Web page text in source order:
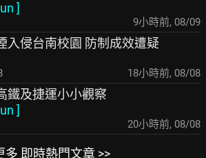
]
9小時前, 08/09
入侵台南校園 防制成效遭疑
18小時前, 08/08
鐵及捷運小小觀察
]
20小時前, 08/08
多 即時熱門文章 >>